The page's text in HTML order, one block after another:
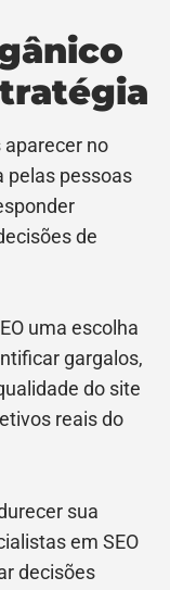
no
pelas pessoas
de
uma escolha
gargalos,
do site
reais do
sua
em SEO
decisões